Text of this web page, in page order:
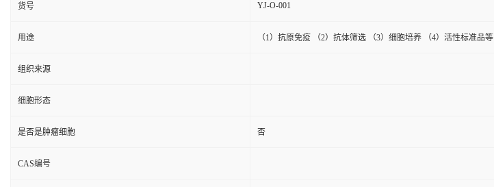
货号 YJ-O-001
用途 （1）抗原免疫 （2）抗体筛选 （3）细胞培养 （4）活性标准品等
组织来源
细胞形态
是否是肿瘤细胞 否
CAS编号